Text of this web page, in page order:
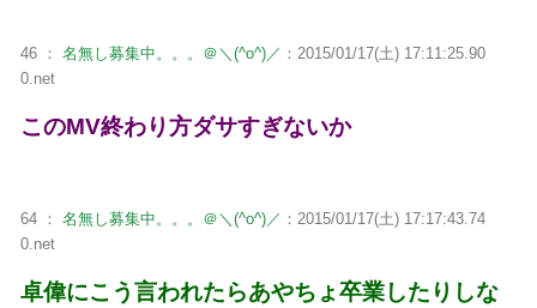
46 ： 名無し募集中。。。＠＼(^o^)／ ：2015/01/17(土) 17:11:25.90
0.net
このMV終わり方ダサすぎないか
64 ： 名無し募集中。。。＠＼(^o^)／ ：2015/01/17(土) 17:17:43.74
0.net
卓偉にこう言われたらあやちょ卒業したりしな